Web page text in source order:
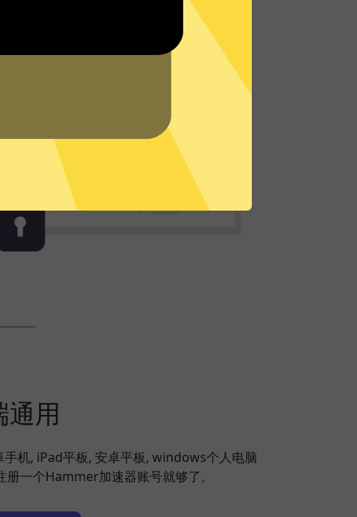
通用
机, iPad平板, 安卓平板, windows个人电脑
一个Hammer加速器账号就够了。